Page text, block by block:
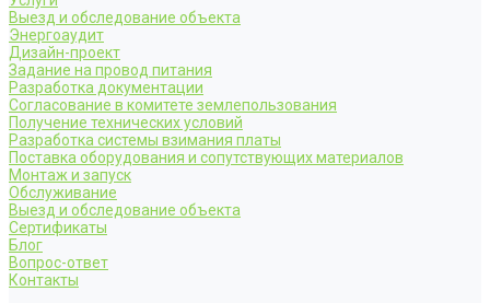
Выезд и обследование объекта
Энергоаудит
Дизайн-проект
Задание на провод питания
Разработка документации
Согласование в комитете землепользования
Получение технических условий
Разработка системы взимания платы
Поставка оборудования и сопутствующих материалов
Монтаж и запуск
Обслуживание
Выезд и обследование объекта
Сертификаты
Блог
Вопрос-ответ
Контакты